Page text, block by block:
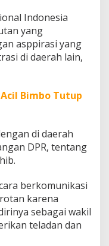
Indonesia
yang
asppirasi yang
di daerah lain,
Bimbo Tutup
di daerah
DPR, tentang
berkomunikasi
karena
sebagai wakil
teladan dan